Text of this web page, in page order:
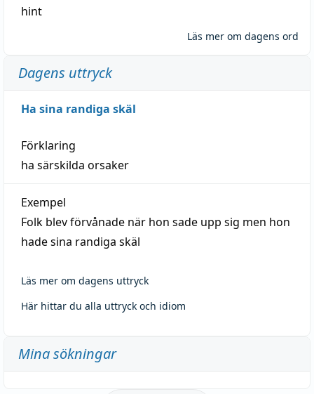
hint
Läs mer om dagens ord
Dagens uttryck
Ha sina randiga skäl
Förklaring
ha särskilda orsaker
Exempel
Folk blev förvånade när hon sade upp sig men hon
hade sina randiga skäl
Läs mer om dagens uttryck
Här hittar du alla uttryck och idiom
Mina sökningar